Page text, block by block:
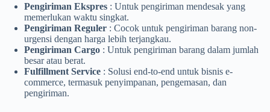
Pengiriman Ekspres : Untuk pengiriman mendesak yang
memerlukan waktu singkat.
Pengiriman Reguler : Cocok untuk pengiriman barang non-
urgensi dengan harga lebih terjangkau.
Pengiriman Cargo : Untuk pengiriman barang dalam jumlah
besar atau berat.
Fulfillment Service : Solusi end-to-end untuk bisnis e-
commerce, termasuk penyimpanan, pengemasan, dan
pengiriman.